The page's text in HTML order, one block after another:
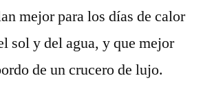
mejor para los días de calor
sol y del agua, y que mejor
de un crucero de lujo.